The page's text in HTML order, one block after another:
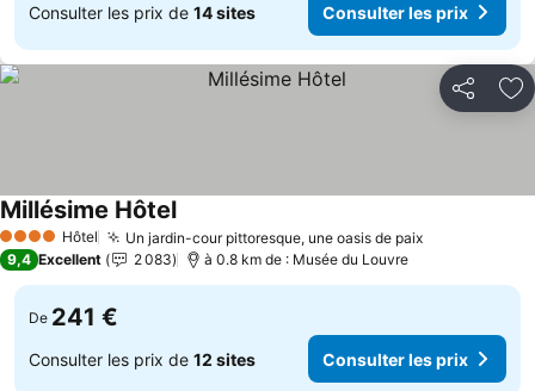
Consulter les prix de 14 sites Consulter les prix
Partager
4 Étoiles Hôtel Un jardin-cour pittoresque, une oasis de paix
Millésime Hôtel
9,4 Excellent 2 083 à 0.8 km de : Musée du Louvre
De 241 €
Consulter les prix de 12 sites Consulter les prix